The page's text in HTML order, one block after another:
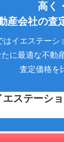
高く
産会社の査
はイエステー
たに最適な不動
査定価格を
エステーシ